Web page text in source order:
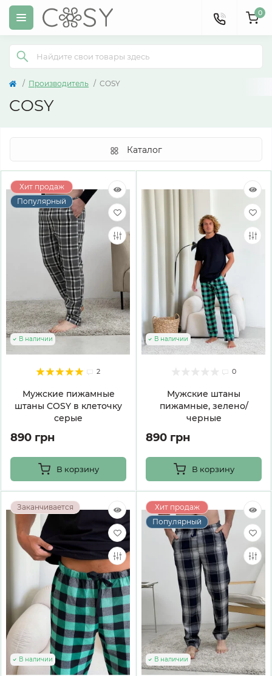
0
Производитель COSY
COSY
Каталог
Хит продаж
Популярный
2
Мужские пижамные
штаны COSY в клеточку
серые
В наличии
890 грн
В корзину
0
Мужские штаны
пижамные, зелено/
черные
В наличии
890 грн
В корзину
Заканчивается
В наличии
Хит продаж
Популярный
В наличии